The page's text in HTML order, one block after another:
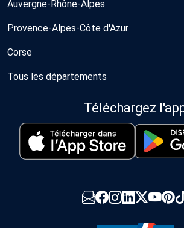
Auvergne-Rhône-Alpes
Provence-Alpes-Côte d'Azur
Corse
Tous les départements
Téléchargez